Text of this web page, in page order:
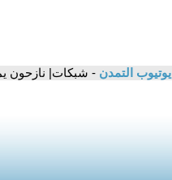
يوتيوب التمدن - شبكات| نازحون